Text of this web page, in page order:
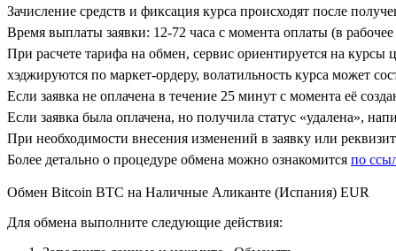
Зачисление средств и фиксация курса происходят после
Время выплаты заявки: 12-72 часа с момента оплаты (в рабочее
При расчете тарифа на обмен, сервис ориентируется на
хэджируются по маркет-ордеру, волатильность курса может
Если заявка не оплачена в течение 25 минут с момента её
Если заявка была оплачена, но получила статус «удалена»,
При необходимости внесения изменений в заявку или
Более детально о процедуре обмена можно ознакомится по
Обмен Bitcoin BTC на Наличные Аликанте (Испания) EUR
Для обмена выполните следующие действия: